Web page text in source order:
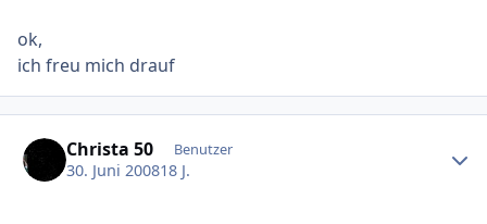
ok,
ich freu mich drauf
Christa 50 Benutzer
30. Juni 200818 J.